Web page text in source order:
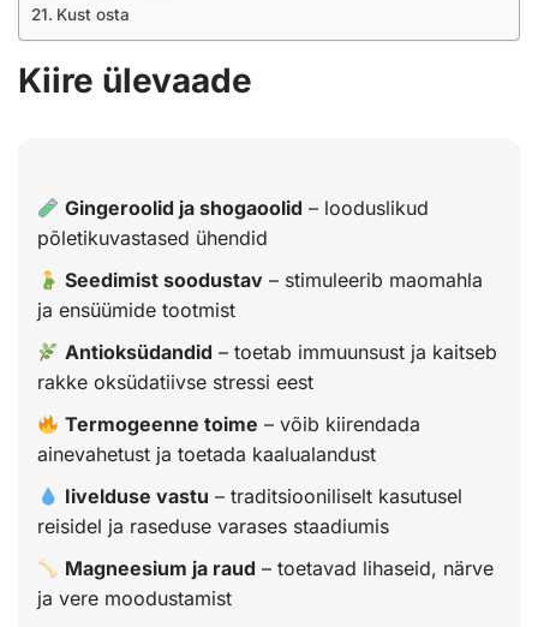
Kust osta
Kiire ülevaade
Gingeroolid ja shogaoolid – looduslikud
põletikuvastased ühendid
Seedimist soodustav – stimuleerib maomahla
ja ensüümide tootmist
Antioksüdandid – toetab immuunsust ja kaitseb
rakke oksüdatiivse stressi eest
Termogeenne toime – võib kiirendada
ainevahetust ja toetada kaalualandust
Iivelduse vastu – traditsiooniliselt kasutusel
reisidel ja raseduse varases staadiumis
Magneesium ja raud – toetavad lihaseid, närve
ja vere moodustamist